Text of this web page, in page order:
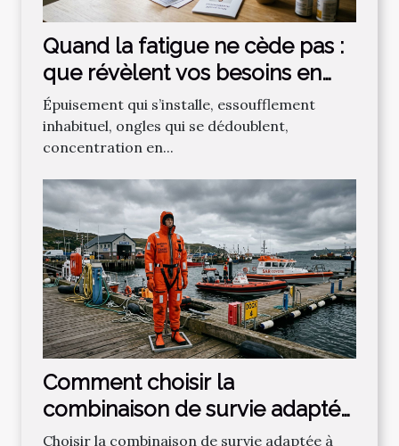
Quand la fatigue ne cède pas :
que révèlent vos besoins en
micronutriments ?
Épuisement qui s’installe, essoufflement
inhabituel, ongles qui se dédoublent,
concentration en...
Comment choisir la
combinaison de survie adaptée
à vos besoins ?
Choisir la combinaison de survie adaptée à